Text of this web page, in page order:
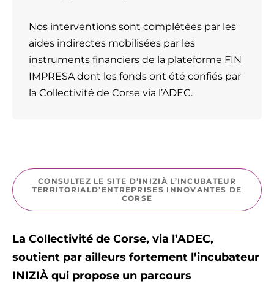
Nos interventions sont complétées par les
aides indirectes mobilisées par les
instruments financiers de la plateforme FIN
IMPRESA dont les fonds ont été confiés par
la Collectivité de Corse via l’ADEC.
CONSULTEZ LE SITE D’INIZIÀ L’INCUBATEUR
TERRITORIALD’ENTREPRISES INNOVANTES DE
CORSE
La Collectivité de Corse, via l’ADEC,
soutient par ailleurs fortement l’incubateur
INIZIÀ qui propose un parcours